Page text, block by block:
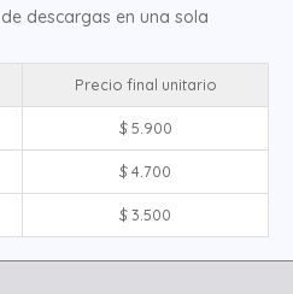
descargas en una sola
Precio final unitario
$5.900
$4.700
$3.500